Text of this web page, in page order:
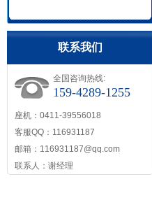
联系我们
全国咨询热线:
159-4289-1255
座机：0411-39556018
客服QQ：116931187
邮箱：116931187@qq.com
联系人：谢经理